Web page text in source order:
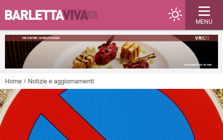
MENU
Home Notizie e aggiornamenti